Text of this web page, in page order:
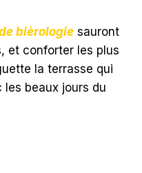
bièrologie sauront
et conforter les plus
la terrasse qui
beaux jours du